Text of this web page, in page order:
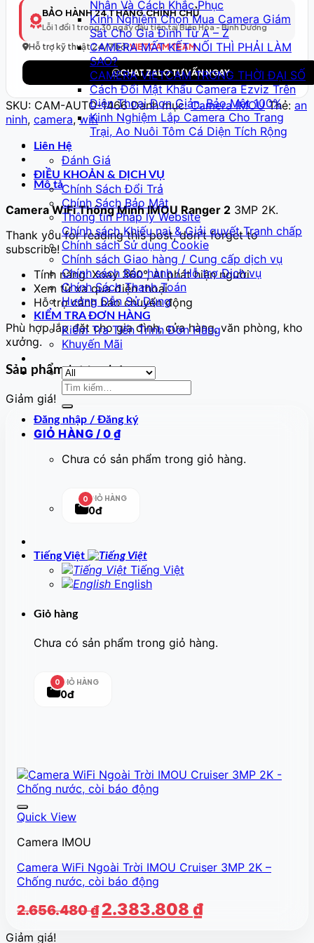
Nhân Và Cách Khắc Phục
Kinh Nghiệm Chọn Mua Camera Giám
Sát Cho Gia Đình Từ A – Z
CAMERA MẤT KẾT NỐI THÌ PHẢI LÀM
SAO?
CAMERA VIETCAM TRONG THỜI ĐẠI SỐ
Cách Đổi Mật Khẩu Camera Ezviz Trên
Điện Thoại Đơn Giản, Bảo Mật 100%
Kinh Nghiệm Lắp Camera Cho Trang
Trại, Ao Nuôi Tôm Cá Diện Tích Rộng
Liên Hệ
Đánh Giá
ĐIỀU KHOẢN & DỊCH VỤ
Chính Sách Đổi Trả
Chính Sách Bảo Mật
Thông tin Pháp lý Website
Chính sách Khiếu nại & Giải quyết Tranh chấp
Chính sách Sử dụng Cookie
Chính sách Giao hàng / Cung cấp dịch vụ
Chính sách Bảo hành / Hỗ trợ Dịch vụ
Chính Sách Thanh Toán
Hướng Dẫn Sử Dụng
KIỂM TRA ĐƠN HÀNG
Kiểm Tra Tiến Trình Đơn Hàng
Khuyến Mãi
Tìm
Đăng nhập / Đăng ký
GIỎ HÀNG / 0 ₫
Chưa có sản phẩm trong giỏ hàng.
0 GIỎ HÀNG
0đ
Tiếng Việt
Tiếng Việt
English
Giỏ hàng
Chưa có sản phẩm trong giỏ hàng.
0 GIỎ HÀNG
0đ
Model
467
–
Full
HD
số
BẢO HÀNH 24 THÁNG CHÍNH CHỦ
Lỗi 1 đổi 1 trong 30 ngày đầu tiên tại Biên Hòa - Bình Dương
Hỗ trợ kỹ thuật 24/7 bởiVIETCAM TEAM
CHAT ZALO TƯ VẤN NGAY
SKU: CAM-AUTO-1466 Danh mục:Camera IMOU Thẻ: an
ninh, camera,wifi
Mô tả
Camera WiFi Thông Minh IMOU Ranger 2 3MP 2K.
Thank you for reading this post, don't forget to
subscribe!
Tính năng: Xoay 360°, AI phát hiện người
Xem từ xa qua điện thoại
Hỗ trợ cảnh báo chuyển động
Phù hợp lắp đặt cho gia đình, cửa hàng, văn phòng, kho
xưởng.
Sản phẩm tương tự
Giảm giá!
Quick View
Camera IMOU
Camera WiFi Ngoài Trời IMOU Cruiser 3MP 2K –
Chống nước, còi báo động
2.656.480₫ Giá
2.383.808 ₫Giá
Giảm giá!